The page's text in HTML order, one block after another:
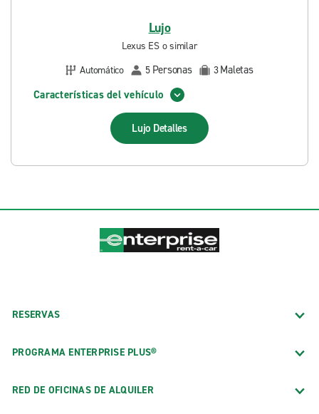
Lujo
Lexus ES o similar
Automático
5 Personas 3Maletas
Características del vehículo
Lujo Detalles
RESERVAS
PROGRAMA ENTERPRISE PLUS®
RED DE OFICINAS DE ALQUILER